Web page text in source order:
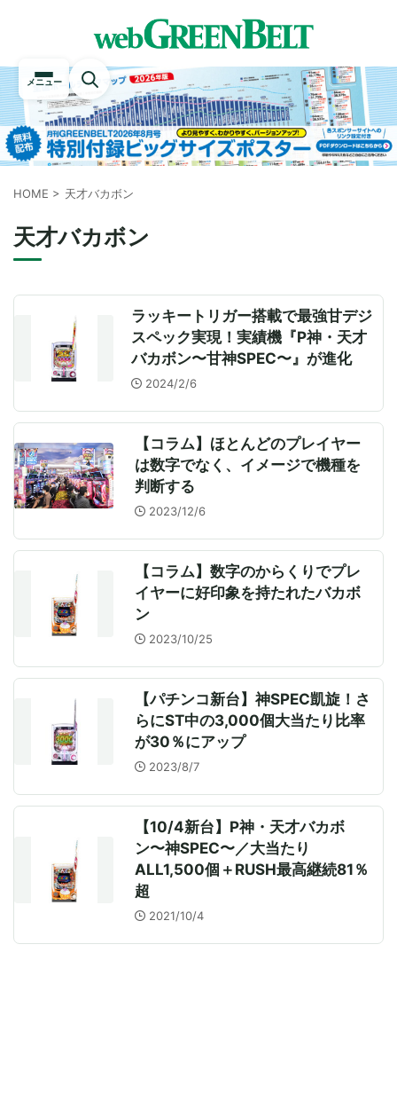
メニュー
HOME > 天才バカボン
天才バカボン
ラッキートリガー搭載で最強甘デジ
スペック実現！実績機『P神・天才
バカボン〜甘神SPEC〜』が進化
2024/2/6
【コラム】ほとんどのプレイヤー
は数字でなく、イメージで機種を
判断する
2023/12/6
【コラム】数字のからくりでプレ
イヤーに好印象を持たれたバカボ
ン
2023/10/25
【パチンコ新台】神SPEC凱旋！さ
らにST中の3,000個大当たり比率
が30％にアップ
2023/8/7
【10/4新台】P神・天才バカボ
ン〜神SPEC〜／大当たり
ALL1,500個＋RUSH最高継続81％
超
2021/10/4